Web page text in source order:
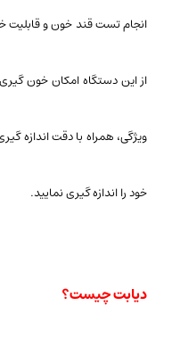
انجام تست قند خون و قابلیت
از این دستگاه امکان خون
ویژگی، همراه با دقت اندازه
خود را اندازه گیری نمایید.
دیابت چیست؟